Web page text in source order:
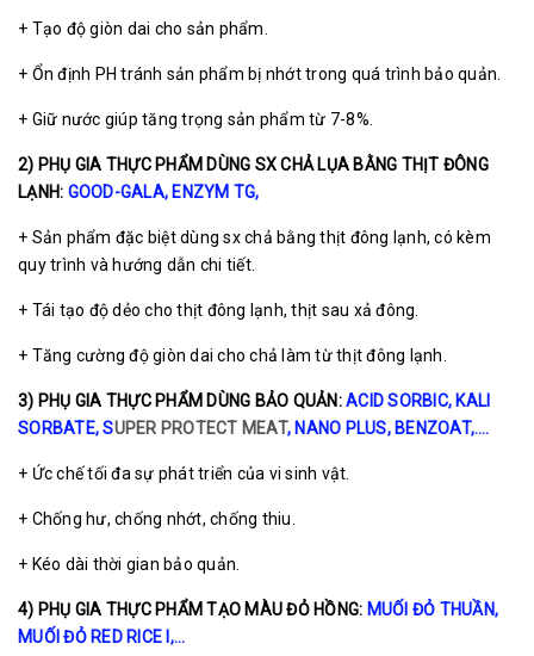
+ Tạo độ giòn dai cho sản phẩm.
+ Ổn định PH tránh sản phẩm bị nhớt trong quá trình bảo quản.
+ Giữ nước giúp tăng trọng sản phẩm từ 7-8%.
2) PHỤ GIA THỰC PHẨM DÙNG SX CHẢ LỤA BẰNG THỊT ĐÔNG
LẠNH: GOOD-GALA,ENZYM TG,
+ Sản phẩm đặc biệt dùng sx chả bằng thịt đông lạnh, có kèm
quy trình và hướng dẫn chi tiết.
+ Tái tạo độ dẻo cho thịt đông lạnh, thịt sau xả đông.
+ Tăng cường độ giòn dai cho chả làm từ thịt đông lạnh.
3) PHỤ GIA THỰC PHẨM DÙNG BẢO QUẢN:ACID SORBIC,KALI
SORBATE, SUPER PROTECT MEAT, NANO PLUS,BENZOAT,….
+ Ức chế tối đa sự phát triển của vi sinh vật.
+ Chống hư, chống nhớt, chống thiu.
+ Kéo dài thời gian bảo quản.
4) PHỤ GIA THỰC PHẨM TẠO MÀU ĐỎ HỒNG: MUỐI ĐỎ THUẦN,
MUỐI ĐỎ RED RICE I,...